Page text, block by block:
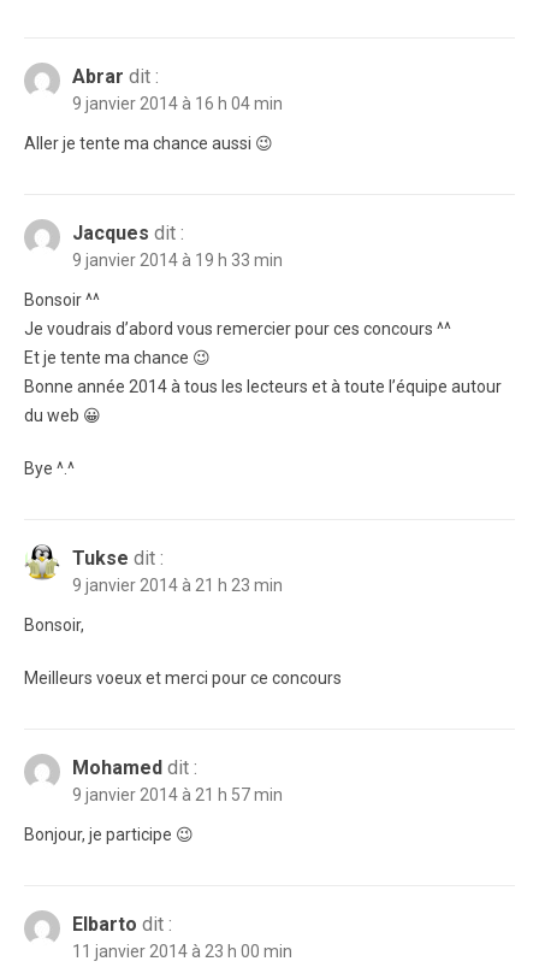
Abrar dit :
9 janvier 2014 à 16 h 04 min
Aller je tente ma chance aussi 😉
Jacques dit :
9 janvier 2014 à 19 h 33 min
Bonsoir ^^
Je voudrais d’abord vous remercier pour ces concours ^^
Et je tente ma chance 😉
Bonne année 2014 à tous les lecteurs et à toute l’équipe autour
du web 😀
Bye ^.^
Tukse dit :
9 janvier 2014 à 21 h 23 min
Bonsoir,
Meilleurs voeux et merci pour ce concours
Mohamed dit :
9 janvier 2014 à 21 h 57 min
Bonjour, je participe 😉
Elbarto dit :
11 janvier 2014 à 23 h 00 min